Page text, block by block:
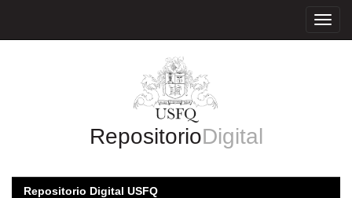
RepositorioDigital
Repositorio Digital USFQ